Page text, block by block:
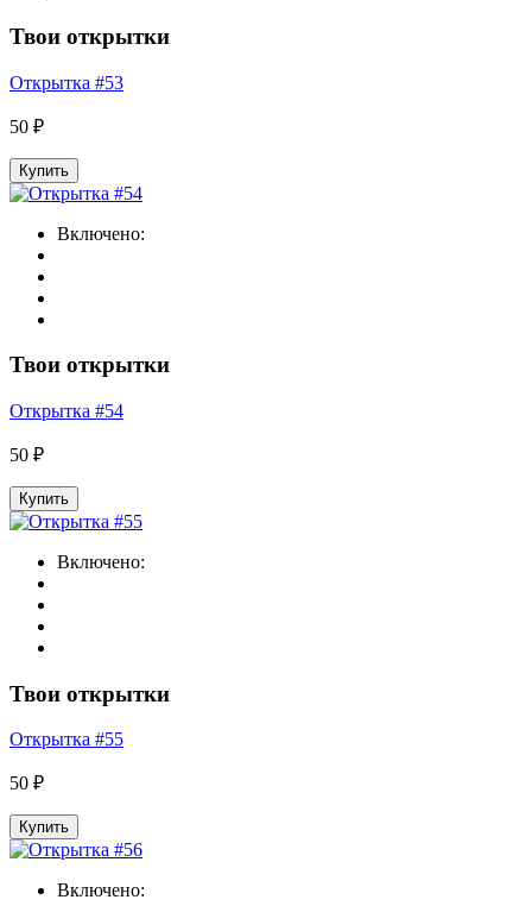
Твои открытки
Открытка #53
50 ₽
Купить
Включено:
Твои открытки
Открытка #54
50 ₽
Купить
Включено:
Твои открытки
Открытка #55
50 ₽
Купить
Включено: